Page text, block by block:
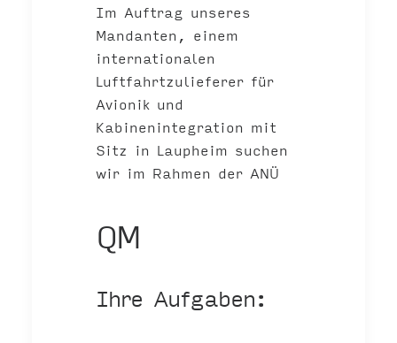
Im Auftrag unseres
Mandanten, einem
internationalen
Luftfahrtzulieferer für
Avionik und
Kabinenintegration mit
Sitz in Laupheim suchen
wir im Rahmen der ANÜ
QM
Ihre Aufgaben: